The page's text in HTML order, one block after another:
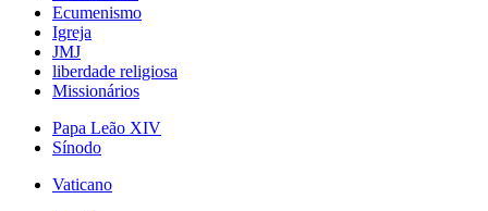
Ecumenismo
Igreja
JMJ
liberdade religiosa
Missionários
Papa Leão XIV
Sínodo
Vaticano